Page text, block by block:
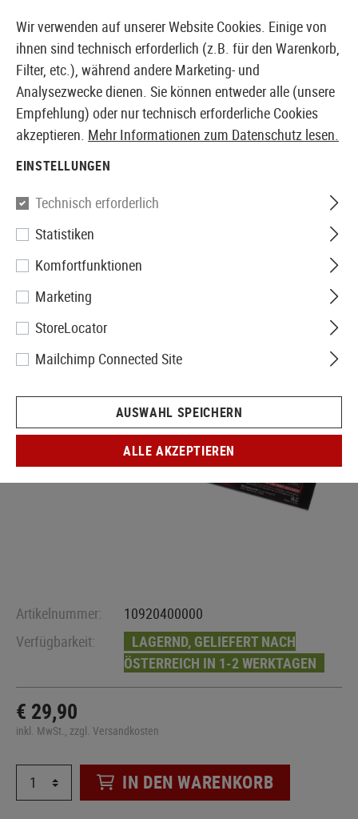
EUROPÄISCHER AIRSOFT SHOP & GROßHÄNDLER
Nimrod
Lipo 7.4V 2200mAh 65C
Graphene Large Type
Artikelnummer:
10920400000
Verfügbarkeit:
LAGERND, GELIEFERT NACH
ÖSTERREICH IN 1-2 WERKTAGEN
€ 29,90
inkl. MwSt., zzgl. Versandkosten
IN DEN WARENKORB
Wir verwenden auf unserer Website Cookies. Einige von
ihnen sind technisch erforderlich (z.B. für den Warenkorb,
Filter, etc.), während andere Marketing- und
Analysezwecke dienen. Sie können entweder alle (unsere
Empfehlung) oder nur technisch erforderliche Cookies
akzeptieren. Mehr Informationen zum Datenschutz lesen.
EINSTELLUNGEN
Technisch erforderlich
Statistiken
Komfortfunktionen
Marketing
StoreLocator
Mailchimp Connected Site
AUSWAHL SPEICHERN
ALLE AKZEPTIEREN